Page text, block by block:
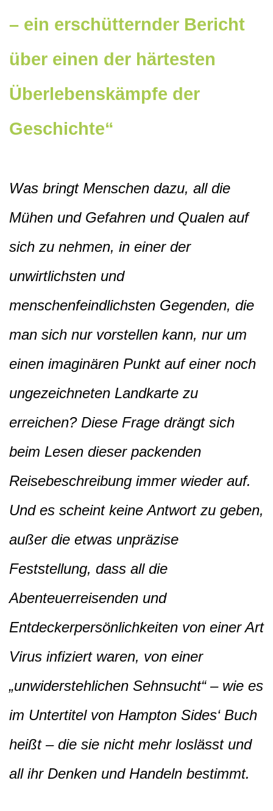
– ein erschütternder Bericht
über einen der härtesten
Überlebenskämpfe der
Geschichte“
Was bringt Menschen dazu, all die
Mühen und Gefahren und Qualen auf
sich zu nehmen, in einer der
unwirtlichsten und
menschenfeindlichsten Gegenden, die
man sich nur vorstellen kann, nur um
einen imaginären Punkt auf einer noch
ungezeichneten Landkarte zu
erreichen? Diese Frage drängt sich
beim Lesen dieser packenden
Reisebeschreibung immer wieder auf.
Und es scheint keine Antwort zu geben,
außer die etwas unpräzise
Feststellung, dass all die
Abenteuerreisenden und
Entdeckerpersönlichkeiten von einer Art
Virus infiziert waren, von einer
„unwiderstehlichen Sehnsucht“ – wie es
im Untertitel von Hampton Sides‘ Buch
heißt – die sie nicht mehr loslässt und
all ihr Denken und Handeln bestimmt.